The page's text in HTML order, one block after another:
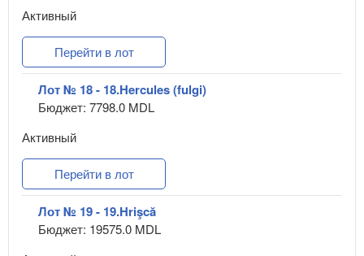
Активный
Перейти в лот
Лот № 18 - 18.Hercules (fulgi)
Бюджет: 7798.0 MDL
Активный
Перейти в лот
Лот № 19 - 19.Hrişcă
Бюджет: 19575.0 MDL